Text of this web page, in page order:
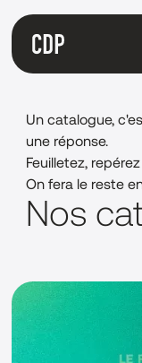
Un catalogue,
une réponse.
Feuilletez,
On fera le reste
Nos